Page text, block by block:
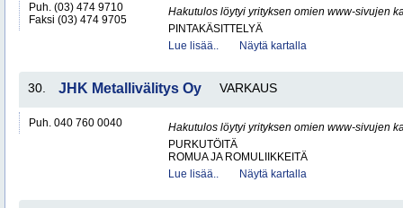
Puh. (03) 474 9710
Faksi (03) 474 9705
Hakutulos löytyi yrityksen omien www-sivujen
PINTAKÄSITTELYÄ
Lue lisää..
Näytä kartalla
30. JHK Metallivälitys Oy VARKAUS
Puh. 040 760 0040
Hakutulos löytyi yrityksen omien www-sivujen
PURKUTÖITÄ
ROMUA JA ROMULIIKKEITÄ
Lue lisää..
Näytä kartalla